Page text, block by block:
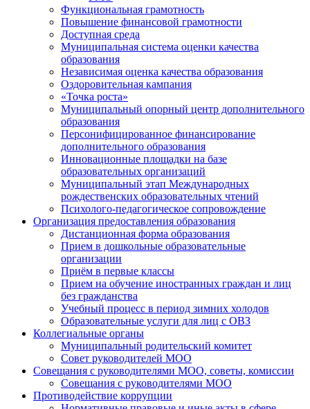
Функциональная грамотность
Повышение финансовой грамотности
Доступная среда
Муниципальная система оценки качества
образования
Независимая оценка качества образования
Оздоровительная кампания
«Точка роста»
Муниципальный опорный центр дополнительного
образования
Персонифицированное финансирование
дополнительного образования
Инновационные площадки на базе
образовательных организаций
Муниципальный этап Международных
рождественских образовательных чтений
Психолого-педагогическое сопровождение
Организация предоставления образования
Дистанционная форма образования
Прием в дошкольные образовательные
организации
Приём в первые классы
Прием на обучение иностранных граждан и лиц
без гражданства
Учебный процесс в период зимних холодов
Образовательные услуги для лиц с ОВЗ
Коллегиальные органы
Муниципальный родительский комитет
Совет руководителей МОО
Совещания с руководителями МОО, советы, комиссии
Совещания с руководителями МОО
Противодействие коррупции